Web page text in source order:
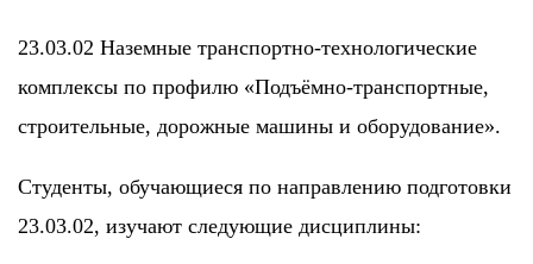
23.03.02 Наземные транспортно-технологические
комплексы по профилю «Подъёмно-транспортные,
строительные, дорожные машины и оборудование».
Студенты, обучающиеся по направлению подготовки
23.03.02, изучают следующие дисциплины: